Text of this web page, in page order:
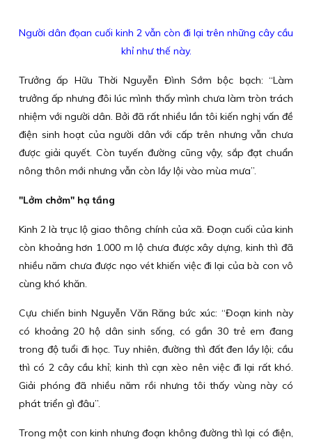
Người dân đọan cuối kinh 2 vẫn còn đi lại trên những cây cầu
khỉ như thế này.
Trưởng ấp Hữu Thời Nguyễn Đình Sớm bộc bạch: “Làm
trưởng ấp nhưng đôi lúc mình thấy mình chưa làm tròn trách
nhiệm với người dân. Bởi đã rất nhiều lần tôi kiến nghị vấn đề
điện sinh hoạt của người dân với cấp trên nhưng vẫn chưa
được giải quyết. Còn tuyến đường cũng vậy, sắp đạt chuẩn
nông thôn mới nhưng vẫn còn lầy lội vào mùa mưa”.
"Lởm chởm" hạ tầng
Kinh 2 là trục lộ giao thông chính của xã. Đoạn cuối của kinh
còn khoảng hơn 1.000 m lộ chưa được xây dựng, kinh thì đã
nhiều năm chưa được nạo vét khiến việc đi lại của bà con vô
cùng khó khăn.
Cựu chiến binh Nguyễn Văn Răng bức xúc: “Đoạn kinh này
có khoảng 20 hộ dân sinh sống, có gần 30 trẻ em đang
trong độ tuổi đi học. Tuy nhiên, đường thì đất đen lầy lội; cầu
thì có 2 cây cầu khỉ; kinh thì cạn xèo nên việc đi lại rất khó.
Giải phóng đã nhiều năm rồi nhưng tôi thấy vùng này có
phát triển gì đâu”.
Trong một con kinh nhưng đoạn không đường thì lại có điện,